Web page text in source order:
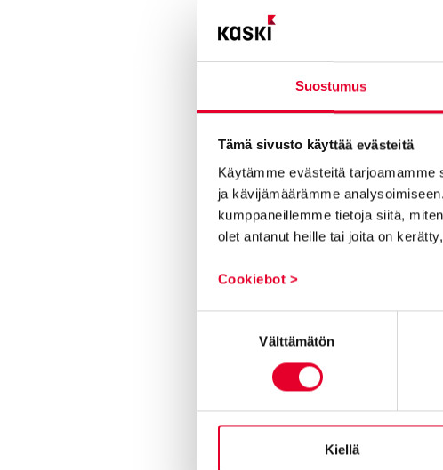
Suostumus
Tämä sivusto käyttää evästeitä
Käytämme evästeitä
ja kävijämäärämme
kumppaneillemme tietoja siitä,
olet antanut heille tai joita on
Cookiebot >
Välttämätön
Kiellä
Asuntomessut Lempäälässä
2026 – Tutustu Kasken
ikkunoihin ja oviin useissa